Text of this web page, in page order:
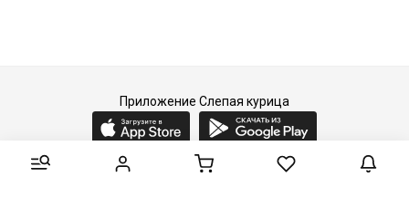
Приложение Слепая курица
2015-2026 © Слепая курица - fashion concept store.